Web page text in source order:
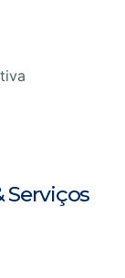
Serviços